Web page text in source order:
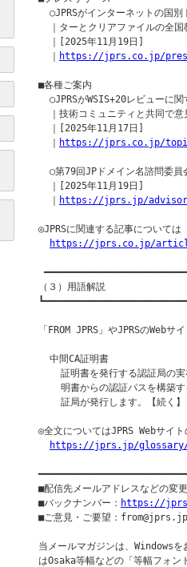
○JPRSがインターネットの国別
｜ターとクリアファイルの全
  ｜[2025年11月19日]
https://jprs.co.jp/
■各種ご案内
○JPRSがWSIS+20レビューに関
｜技術コミュニティと共同で意
  ｜[2025年11月17日]
https://jprs.co.jp/
○第79回JPドメイン名諮問委員
  ｜[2025年11月19日]
https://jprs.jp/
◎JPRSに関連する記事について
https://jprs.co.jp/
（３）用語解説
「FROM JPRS」やJPRSのWeb
  中間CA証明書
証明書を発行する認証局の
明書からの認証パスを構築
    証局が発行します。【続く】
◎全文についてはJPRS Webサイ
https://jprs.jp/glossary/
■配信先メールアドレスなどの変
■バックナンバー： https://
■ご意見・ご要望：from@jprs.jp
当メールマガジンは、Windowsを
はOsaka等幅などの「等幅フォン